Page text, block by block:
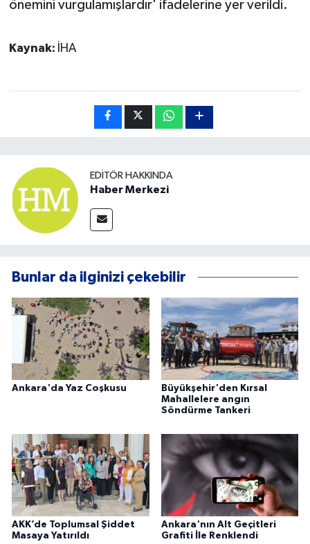
önemini vurgulamışlardır' ifadelerine yer verildi.
Kaynak: İHA
EDITÖR HAKKINDA
Haber Merkezi
Bunlar da ilginizi çekebilir
Ankara'da Yaz Coşkusu
Büyükşehir'den Kırsal
Mahallelere angın
Söndürme Tankeri
AKK’de Toplumsal Şiddet
Masaya Yatırıldı
Ankara'nın Alt Geçitleri
Grafiti İle Renklendi